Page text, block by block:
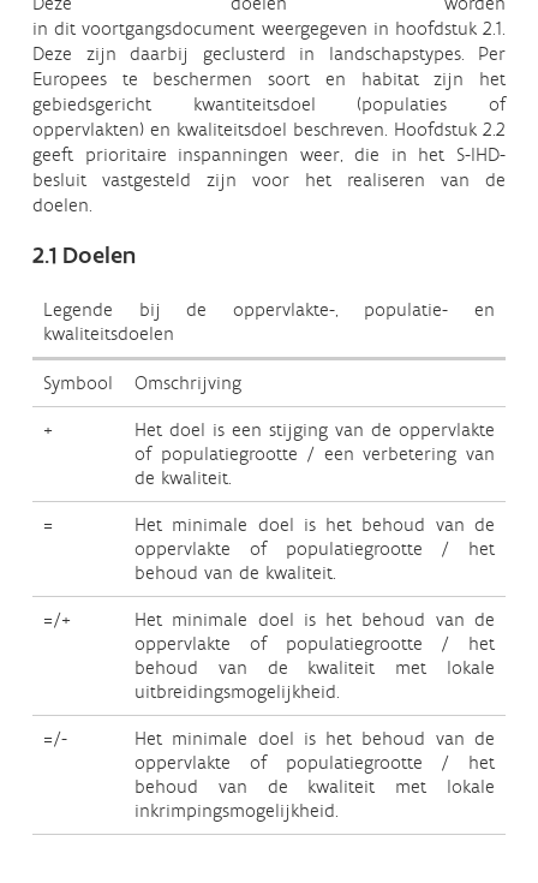
in dit voortgangsdocument weergegeven in hoofdstuk 2.1.
Deze zijn daarbij geclusterd in landschapstypes. Per
Europees te beschermen soort en habitat zijn het
gebiedsgericht kwantiteitsdoel (populaties of
oppervlakten) en kwaliteitsdoel beschreven. Hoofdstuk 2.2
geeft prioritaire inspanningen weer, die in het S-IHD-
besluit vastgesteld zijn voor het realiseren van de
doelen.
2.1 Doelen
Legende bij de oppervlakte-, populatie- en
kwaliteitsdoelen
Symbool Omschrijving
+
Het doel is een stijging van de oppervlakte
of populatiegrootte / een verbetering van
de kwaliteit.
=
Het minimale doel is het behoud van de
oppervlakte of populatiegrootte / het
behoud van de kwaliteit.
=/+
Het minimale doel is het behoud van de
oppervlakte of populatiegrootte / het
behoud van de kwaliteit met lokale
uitbreidingsmogelijkheid.
=/-
Het minimale doel is het behoud van de
oppervlakte of populatiegrootte / het
behoud van de kwaliteit met lokale
inkrimpingsmogelijkheid.